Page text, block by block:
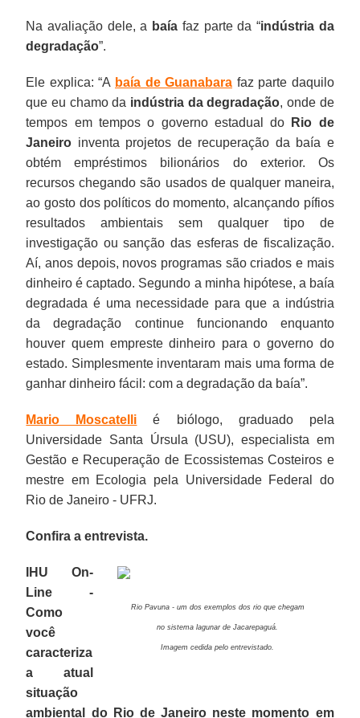
Na avaliação dele, a baía faz parte da “indústria da
degradação”.
Ele explica: “A baía de Guanabara faz parte daquilo
que eu chamo da indústria da degradação, onde de
tempos em tempos o governo estadual do
Rio de
Janeiro inventa projetos de recuperação da baía e
obtém empréstimos bilionários do exterior. Os
recursos chegando são usados de qualquer maneira,
ao gosto dos políticos do momento, alcançando pífios
resultados ambientais sem qualquer tipo de
investigação ou sanção das esferas de fiscalização.
Aí, anos depois, novos programas são criados e mais
dinheiro é captado. Segundo a minha hipótese, a baía
degradada é uma necessidade para que a indústria
da degradação continue funcionando enquanto
houver quem empreste dinheiro para o governo do
estado. Simplesmente inventaram mais uma forma de
ganhar dinheiro fácil: com a degradação da baía”.
Mario Moscatelli é biólogo, graduado pela
Universidade Santa Úrsula (USU), especialista em
Gestão e Recuperação de Ecossistemas Costeiros e
mestre em Ecologia pela Universidade Federal do
Rio de Janeiro - UFRJ.
Confira a entrevista.
Rio Pavuna - um dos exemplos dos rio que chegam
no sistema lagunar de Jacarepaguá.
Imagem cedidapelo entrevistado.
IHU On-
Line -
Como
você
caracteriza
a atual
situação
ambiental do Rio de Janeiro neste momento em